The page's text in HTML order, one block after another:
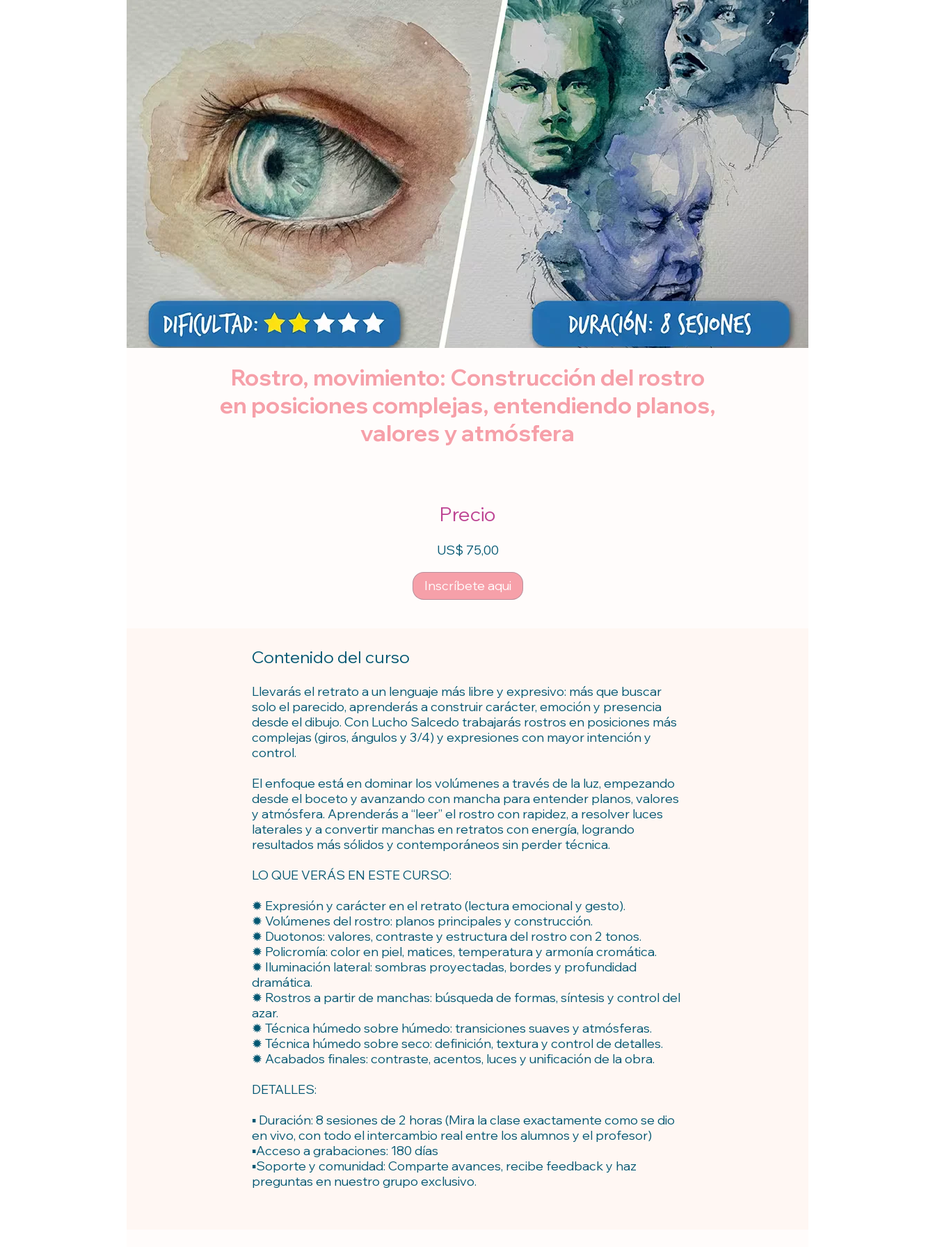
Rostro, movimiento: Construcción del rostro
en posiciones complejas, entendiendo planos,
valores y atmósfera
Precio
US$ 75,00
Inscríbete aqui
Contenido del curso
Llevarás el retrato a un lenguaje más libre y expresivo: más que buscar
solo el parecido, aprenderás a construir carácter, emoción y presencia
desde el dibujo. Con Lucho Salcedo trabajarás rostros en posiciones más
complejas (giros, ángulos y 3/4) y expresiones con mayor intención y
control.
El enfoque está en dominar los volúmenes a través de la luz, empezando
desde el boceto y avanzando con mancha para entender planos, valores
y atmósfera. Aprenderás a “leer” el rostro con rapidez, a resolver luces
laterales y a convertir manchas en retratos con energía, logrando
resultados más sólidos y contemporáneos sin perder técnica.
LO QUE VERÁS EN ESTE CURSO:
✹ Expresión y carácter en el retrato (lectura emocional y gesto).
✹ Volúmenes del rostro: planos principales y construcción.
✹ Duotonos: valores, contraste y estructura del rostro con 2 tonos.
✹ Policromía: color en piel, matices, temperatura y armonía cromática.
✹ Iluminación lateral: sombras proyectadas, bordes y profundidad
dramática.
✹ Rostros a partir de manchas: búsqueda de formas, síntesis y control del
azar.
✹ Técnica húmedo sobre húmedo: transiciones suaves y atmósferas.
✹ Técnica húmedo sobre seco: definición, textura y control de detalles.
✹ Acabados finales: contraste, acentos, luces y unificación de la obra.
DETALLES:
▪️ Duración: 8 sesiones de 2 horas (Mira la clase exactamente como se dio
en vivo, con todo el intercambio real entre los alumnos y el profesor)
▪️Acceso a grabaciones: 180 días
▪️Soporte y comunidad: Comparte avances, recibe feedback y haz